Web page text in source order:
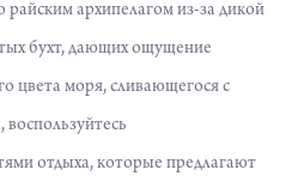
архипелагом из-за дикой
бухт, дающих ощущение
цвета моря, сливающегося с
отдыха, которые предлагают